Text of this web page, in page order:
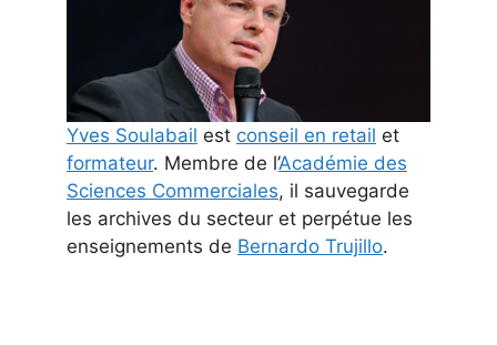
Yves Soulabail est conseil en retail et
formateur. Membre de l’Académie des
Sciences Commerciales, il sauvegarde
les archives du secteur et perpétue les
enseignements de Bernardo Trujillo.